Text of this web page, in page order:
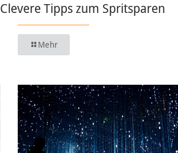
Clevere Tipps zum Spritsparen
Mehr